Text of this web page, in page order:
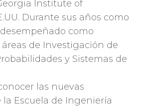
Institute of
Durante sus años como
como
de Investigación de
y Sistemas de
las nuevas
Escuela de Ingeniería